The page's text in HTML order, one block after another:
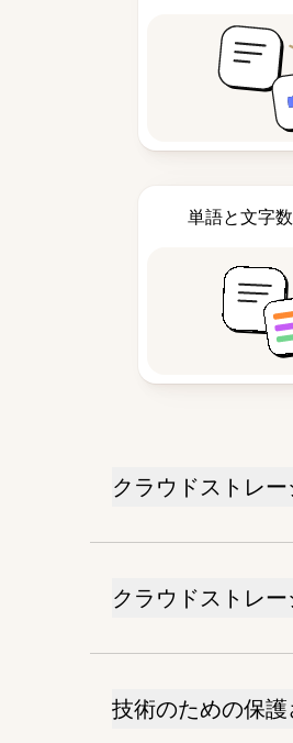
単語と文字
クラウドストレ
クラウドストレ
技術のための保